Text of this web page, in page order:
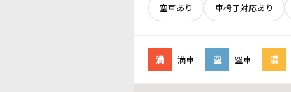
空車あり 車椅子対応あり
満 満車 空 空車 混